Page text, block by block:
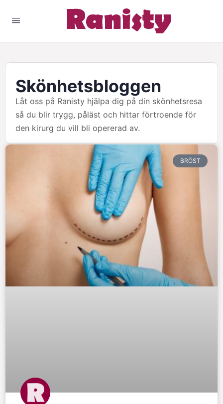
Skönhetsbloggen
Låt oss på Ranisty hjälpa dig på din skönhetsresa
så du blir trygg, påläst och hittar förtroende för
den kirurg du vill bli opererad av.
BRÖST